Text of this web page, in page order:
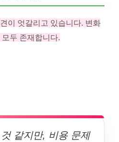
이 엇갈리고 있습니다. 변화
두 존재합니다.
같지만, 비용 문제